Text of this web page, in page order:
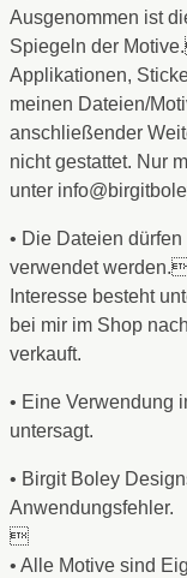
Ausgenommen ist
Spiegeln der
Applikationen,
meinen Dateien/
anschließender
nicht gestattet. Nur
unter
• Die Dateien
verwendet
Interesse besteht
bei mir im Shop
verkauft.
• Eine Verwendung
untersagt.
• Birgit Boley
Anwendungsfehler.

• Alle Motive sind